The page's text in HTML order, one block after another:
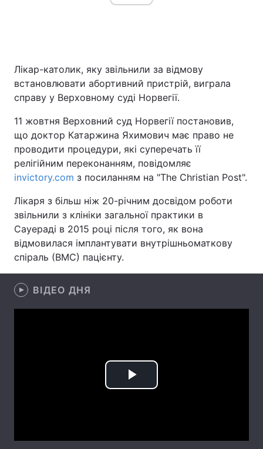
Головна Війна
Україна Політика
Економіка Світ
Спорт Наука
Техно і зв'язок Лайт
Зброя
Здоров'я
Цікавинки Погода
Лікар-католик, яку звільнили за відмову
встановлювати абортивний пристрій, виграла
справу у Верховному суді Норвегії.
11 жовтня Верховний суд Норвегії постановив,
що доктор Катаржина Яхимович має право не
проводити процедури, які суперечать її
релігійним переконанням, повідомляє
invictory.com з посиланням на "The Christian Post".
Лікаря з більш ніж 20-річним досвідом роботи
звільнили з клініки загальної практики в
Сауераді в 2015 році після того, як вона
відмовилася імплантувати внутрішньоматкову
спіраль (ВМС) пацієнту.
ВІДЕО ДНЯ
Play